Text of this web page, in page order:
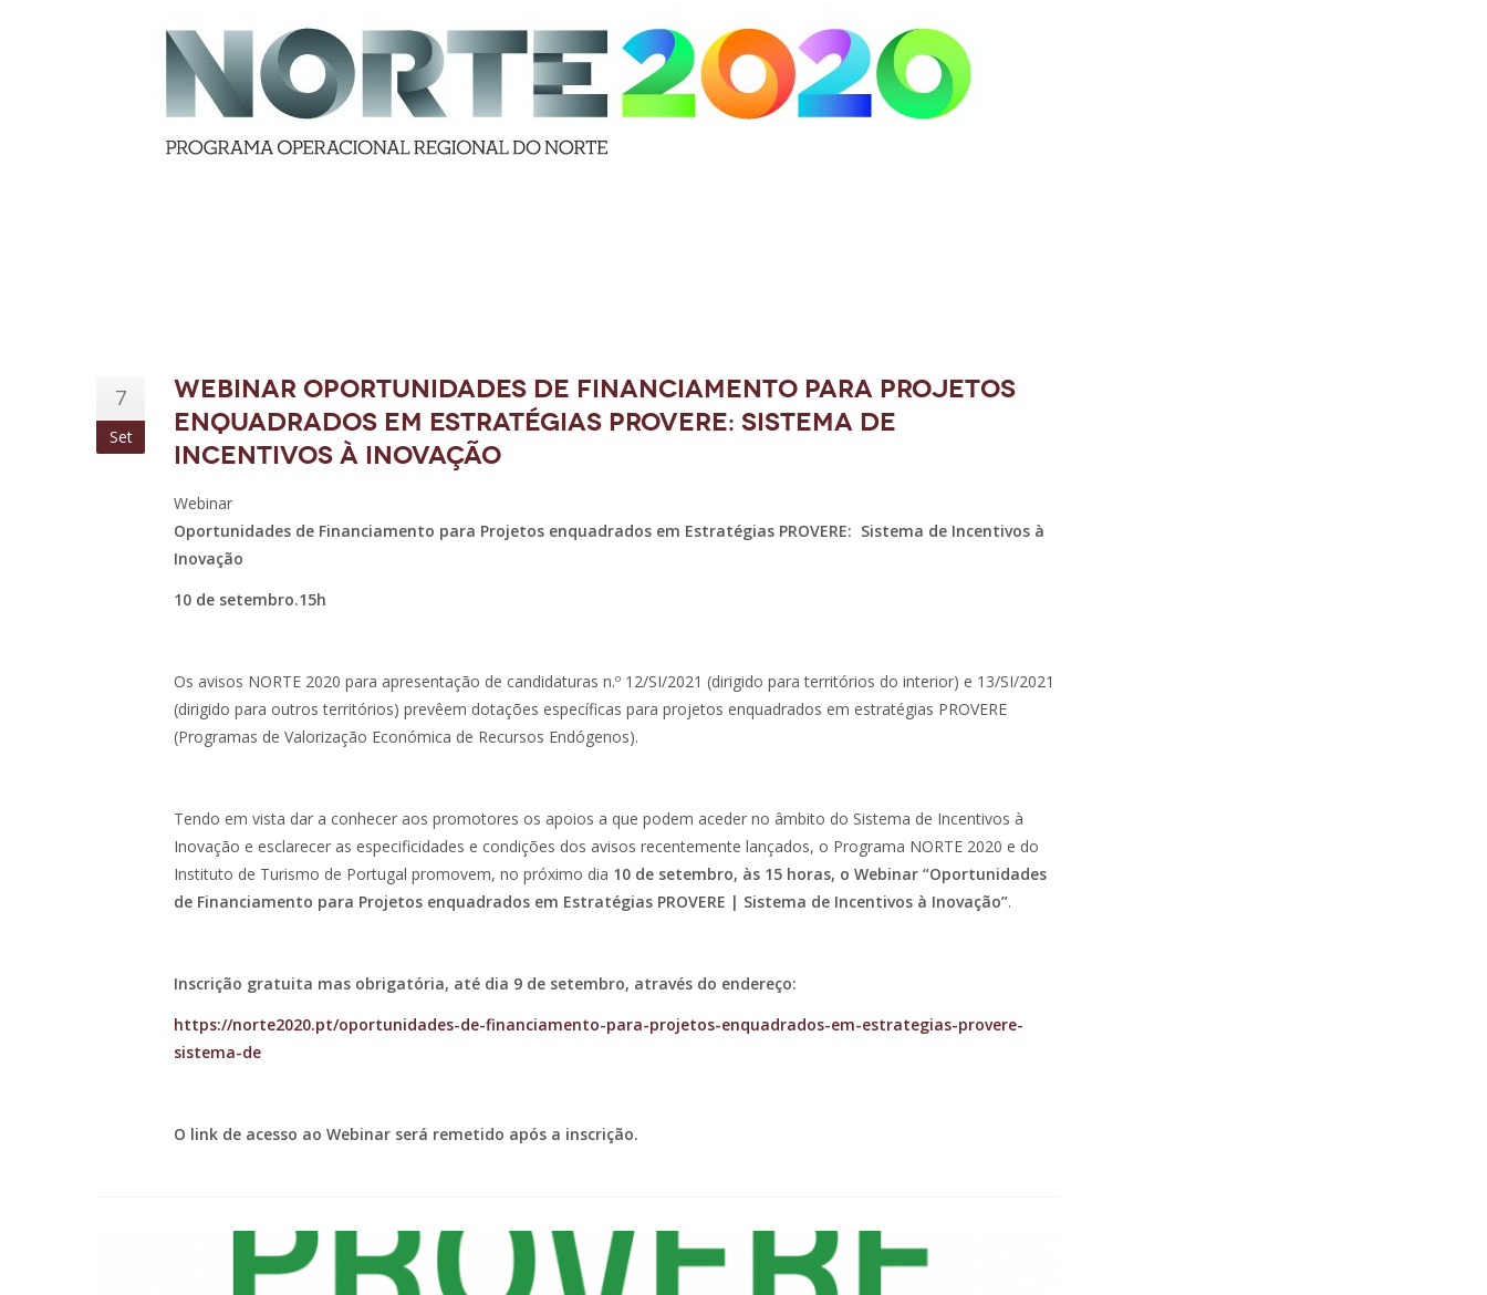
7
Set
Webinar Oportunidades de Financiamento para Projetos
enquadrados em Estratégias PROVERE: Sistema de
Incentivos à Inovação
Webinar
Oportunidades de Financiamento para Projetos enquadrados em Estratégias PROVERE: Sistema de Incentivos à
Inovação
10 de setembro.15h
Os avisos NORTE 2020 para apresentação de candidaturas n.º 12/SI/2021 (dirigido para territórios do interior) e 13/SI/2021
(dirigido para outros territórios) prevêem dotações específicas para projetos enquadrados em estratégias PROVERE
(Programas de Valorização Económica de Recursos Endógenos).
Tendo em vista dar a conhecer aos promotores os apoios a que podem aceder no âmbito do Sistema de Incentivos à
Inovação e esclarecer as especificidades e condições dos avisos recentemente lançados, o Programa NORTE 2020 e do
Instituto de Turismo de Portugal promovem, no próximo dia 10 de setembro, às 15 horas, o Webinar “Oportunidades
de Financiamento para Projetos enquadrados em Estratégias PROVERE | Sistema de Incentivos à Inovação”.
Inscrição gratuita mas obrigatória, até dia 9 de setembro, através do endereço:
https://norte2020.pt/oportunidades-de-financiamento-para-projetos-enquadrados-em-estrategias-provere-
sistema-de
O link de acesso ao Webinar será remetido após a inscrição.